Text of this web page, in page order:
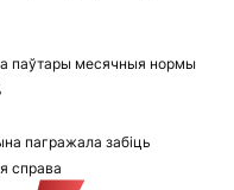
паўтары месячныя нормы
пагражала забіць
справа